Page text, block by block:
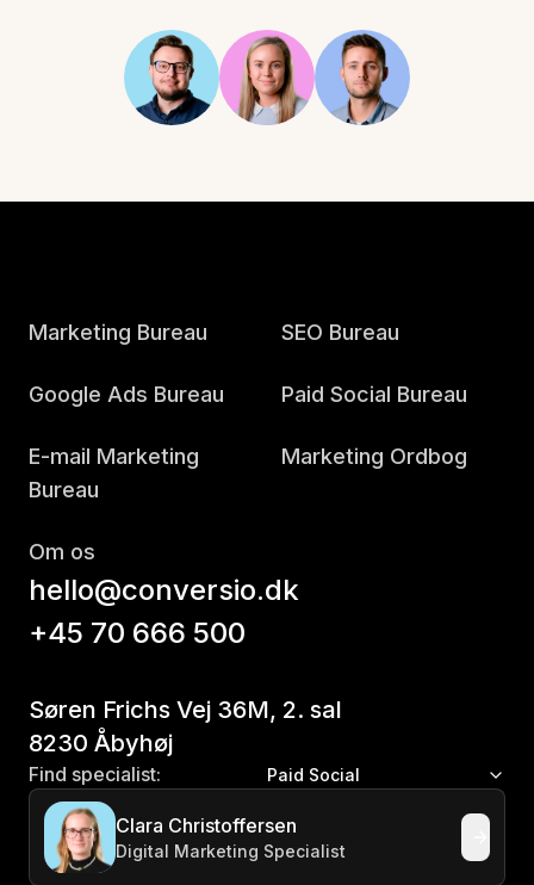
Marketing Bureau SEO Bureau
Google Ads Bureau Paid Social Bureau
E-mail Marketing
Bureau
Marketing Ordbog
Om os
hello@conversio.dk
+45 70 666 500
Søren Frichs Vej 36M, 2. sal
8230 Åbyhøj
Find specialist: Paid Social
Clara Christoffersen
Digital Marketing Specialist